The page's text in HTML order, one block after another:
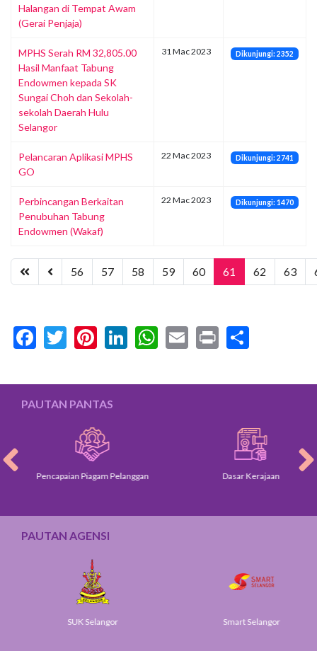
Halangan di Tempat Awam
(Gerai Penjaja)
MPHS Serah RM 32,805.00
Hasil Manfaat Tabung
Endowmen kepada SK
Sungai Choh dan Sekolah-
sekolah Daerah Hulu
Selangor
31 Mac 2023 Dikunjungi: 2352
Pelancaran Aplikasi MPHS
GO
22 Mac 2023 Dikunjungi: 2741
Perbincangan Berkaitan
Penubuhan Tabung
Endowmen (Wakaf)
22 Mac 2023 Dikunjungi: 1470
56 57 58 59 60 61 62 63
Facebook
Twitter
Pinterest
LinkedIn
WhatsApp
Email
Print
PAUTAN PANTAS
Pencapaian Piagam Pelanggan Dasar Kerajaan
PAUTAN AGENSI
SUK Selangor Smart Selangor